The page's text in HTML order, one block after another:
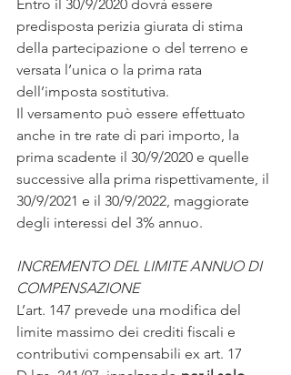
Entro il 30/9/2020 dovrà essere
predisposta perizia giurata di stima
della partecipazione o del terreno e
versata l’unica o la prima rata
dell’imposta sostitutiva.
Il versamento può essere effettuato
anche in tre rate di pari importo, la
prima scadente il 30/9/2020 e quelle
successive alla prima rispettivamente, il
30/9/2021 e il 30/9/2022, maggiorate
degli interessi del 3% annuo.
INCREMENTO DEL LIMITE ANNUO DI
COMPENSAZIONE
L’art. 147 prevede una modifica del
limite massimo dei crediti fiscali e
contributivi compensabili ex art. 17